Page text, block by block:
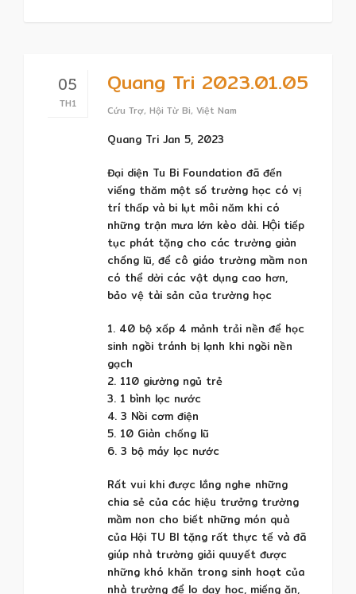
05
TH1
Quang Tri 2023.01.05
Cứu Trợ, Hội Từ Bi, Việt Nam
Quang Tri Jan 5, 2023
Đại diện Tu Bi Foundation đã đến
viếng thăm một số trường học có vị
trí thấp và bi lụt môi năm khi có
những trận mưa lớn kèo dài. HỘi tiếp
tục phát tặng cho các trường giàn
chống lũ, để cô giáo trường mầm non
có thể dời các vật dụng cao hơn,
bảo vệ tài sản của trường học
1. 40 bộ xốp 4 mảnh trải nền để học
sinh ngồi tránh bị lạnh khi ngồi nền
gạch
2. 110 giường ngủ trẻ
3. 1 bình lọc nước
4. 3 Nồi cơm điện
5. 10 Giàn chống lũ
6. 3 bộ máy lọc nước
Rất vui khi được lắng nghe những
chia sẻ của các hiệu trưởng trường
mầm non cho biết những món quà
của Hội TU BI tặng rất thực tế và đã
giúp nhà trường giải quuyết được
những khó khăn trong sinh hoạt của
nhà trường để lo dạy học, miếng ăn,